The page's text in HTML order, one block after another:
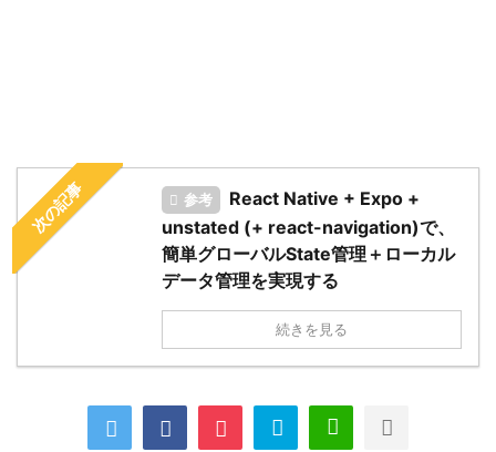
次の記事 参考
React Native + Expo +
unstated (+ react-navigation)で、
簡単グローバルState管理＋ローカル
データ管理を実現する
続きを見る